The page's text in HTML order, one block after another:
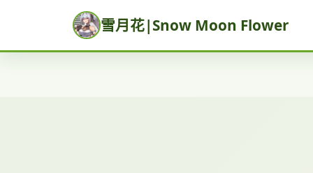
雪月花|Snow Moon Flower